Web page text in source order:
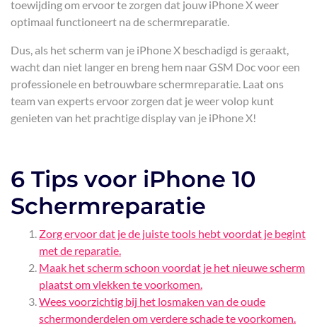
toewijding om ervoor te zorgen dat jouw iPhone X weer
optimaal functioneert na de schermreparatie.
Dus, als het scherm van je iPhone X beschadigd is geraakt,
wacht dan niet langer en breng hem naar GSM Doc voor een
professionele en betrouwbare schermreparatie. Laat ons
team van experts ervoor zorgen dat je weer volop kunt
genieten van het prachtige display van je iPhone X!
6 Tips voor iPhone 10
Schermreparatie
Zorg ervoor dat je de juiste tools hebt voordat je begint
met de reparatie.
Maak het scherm schoon voordat je het nieuwe scherm
plaatst om vlekken te voorkomen.
Wees voorzichtig bij het losmaken van de oude
schermonderdelen om verdere schade te voorkomen.